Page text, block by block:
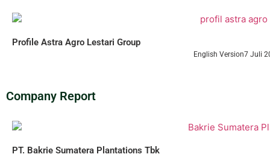
Profile Astra Agro Lestari Group
English Version7 Juli
Company Report
PT. Bakrie Sumatera Plantations Tbk